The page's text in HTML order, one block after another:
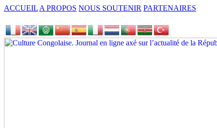
ACCUEIL A PROPOS NOUS SOUTENIR PARTENAIRES